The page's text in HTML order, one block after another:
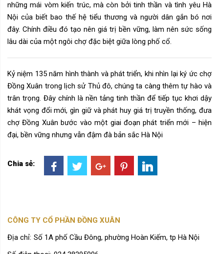
những mái vòm kiến trúc, mà còn bởi tinh thần và tình yêu Hà
Nội của biết bao thế hệ tiểu thương và người dân gắn bó nơi
đây. Chính điều đó tạo nên giá trị bền vững, làm nên sức sống
lâu dài của một ngôi chợ đặc biệt giữa lòng phố cổ.
Kỷ niệm 135 năm hình thành và phát triển, khi nhìn lại ký ức chợ
Đồng Xuân trong lịch sử Thủ đô, chúng ta càng thêm tự hào và
trân trọng. Đây chính là nền tảng tinh thần để tiếp tục khơi dậy
khát vọng đổi mới, gìn giữ và phát huy giá trị truyền thống, đưa
chợ Đồng Xuân bước vào một giai đoạn phát triển mới – hiện
đại, bền vững nhưng vẫn đậm đà bản sắc Hà Nội
Chia sẻ:
CÔNG TY CỔ PHẦN ĐỒNG XUÂN
Địa chỉ: Số 1A phố Cầu Đông, phường Hoàn Kiếm, tp Hà Nội